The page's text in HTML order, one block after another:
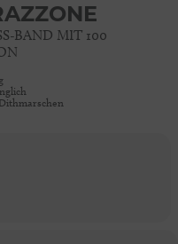
BAND MIT 100